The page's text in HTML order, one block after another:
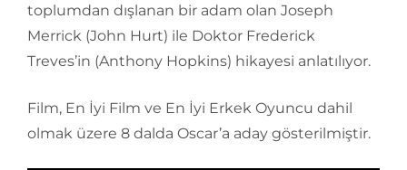
toplumdan dışlanan bir adam olan Joseph
Merrick (John Hurt) ile Doktor Frederick
Treves’in (Anthony Hopkins) hikayesi anlatılıyor.
Film, En İyi Film ve En İyi Erkek Oyuncu dahil
olmak üzere 8 dalda Oscar’a aday gösterilmiştir.